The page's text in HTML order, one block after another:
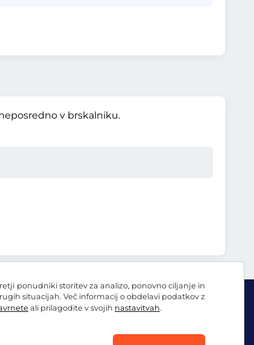
ponudniki storitev za analizo, ponovno ciljanje in
situacijah. Več informacij o obdelavi podatkov z
ali prilagodite v svojih nastavitvah.
v brskalniku.